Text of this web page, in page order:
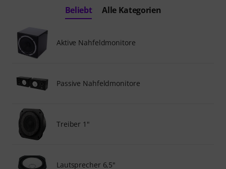
Beliebt Alle Kategorien
Aktive Nahfeldmonitore
Passive Nahfeldmonitore
Treiber 1"
Lautsprecher 6,5"